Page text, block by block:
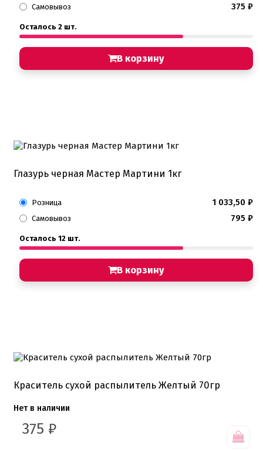
Самовывоз 375 ₽
Осталось 2 шт.
В корзину
Глазурь черная Мастер Мартини 1кг
Розница 1 033,50 ₽
Самовывоз 795 ₽
Осталось 12 шт.
В корзину
Краситель сухой распылитель Желтый 70гр
Нет в наличии
375 ₽